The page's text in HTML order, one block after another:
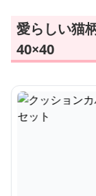
愛らしい猫
40×40